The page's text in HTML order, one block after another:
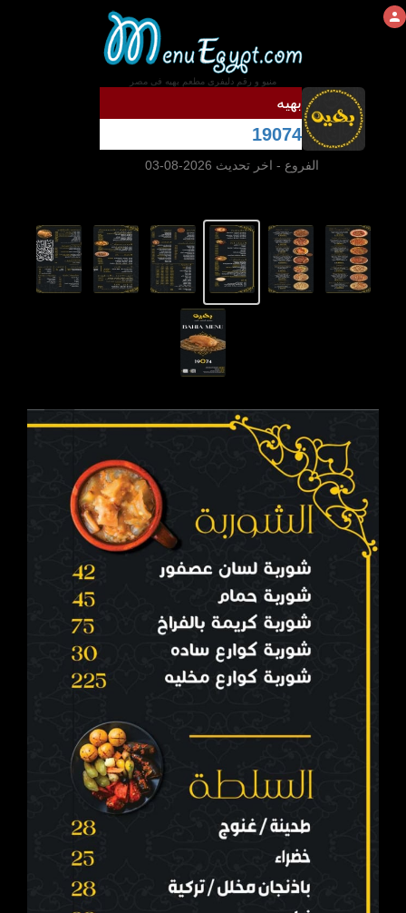
منيو و رقم دليفرى مطعم بهيه فى مصر
بهيه
19074
الفروع - اخر تحديث 2026-08-03